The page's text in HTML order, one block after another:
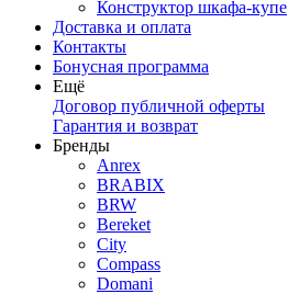
Конструктор шкафа-купе
Доставка и оплата
Контакты
Бонусная программа
Ещё
Договор публичной оферты
Гарантия и возврат
Бренды
Anrex
BRABIX
BRW
Bereket
City
Compass
Domani